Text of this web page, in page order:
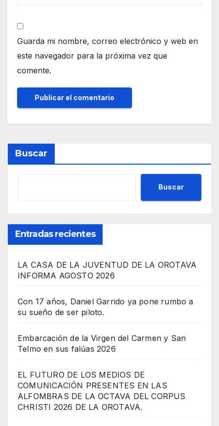
Guarda mi nombre, correo electrónico y web en
este navegador para la próxima vez que
comente.
Buscar
Buscar
Entradas recientes
LA CASA DE LA JUVENTUD DE LA OROTAVA
INFORMA AGOSTO 2026
Con 17 años, Daniel Garrido ya pone rumbo a
su sueño de ser piloto.
Embarcación de la Virgen del Carmen y San
Telmo en sus falúas 2026
EL FUTURO DE LOS MEDIOS DE
COMUNICACIÓN PRESENTES EN LAS
ALFOMBRAS DE LA OCTAVA DEL CORPUS
CHRISTI 2026 DE LA OROTAVA.